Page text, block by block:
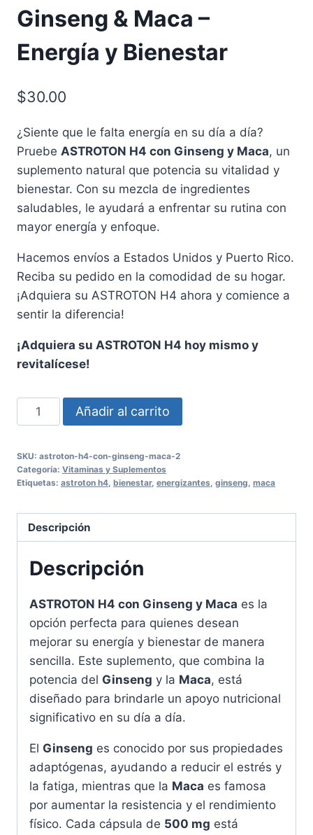
Ginseng & Maca –
Energía y Bienestar
$30.00
¿Siente que le falta energía en su día a día?
Pruebe ASTROTON H4 con Ginseng y Maca, un
suplemento natural que potencia su vitalidad y
bienestar. Con su mezcla de ingredientes
saludables, le ayudará a enfrentar su rutina con
mayor energía y enfoque.
Hacemos envíos a Estados Unidos y Puerto Rico.
Reciba su pedido en la comodidad de su hogar.
¡Adquiera su ASTROTON H4 ahora y comience a
sentir la diferencia!
¡Adquiera su ASTROTON H4 hoy mismo y
revitalícese!
ASTROTON
H4
Ginseng
&
Energía
Bienestar
Añadir al carrito
SKU: astroton-h4-con-ginseng-maca-2
Categoría: Vitaminas y Suplementos
Etiquetas: astroton h4 bienestar, energizantes ginseng maca
Descripción
Descripción
ASTROTON H4 con Ginseng y Maca es la
opción perfecta para quienes desean
mejorar su energía y bienestar de manera
sencilla. Este suplemento, que combina la
potencia del Ginseng y la Maca, está
diseñado para brindarle un apoyo nutricional
significativo en su día a día.
El Ginseng es conocido por sus propiedades
adaptógenas, ayudando a reducir el estrés y
la fatiga, mientras que la Maca es famosa
por aumentar la resistencia y el rendimiento
físico. Cada cápsula de 500 mg está